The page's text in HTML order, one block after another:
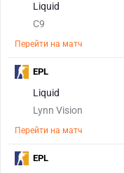
Liquid
C9
Перейти на матч
Liquid
Lynn Vision
Перейти на матч
EPL
EPL